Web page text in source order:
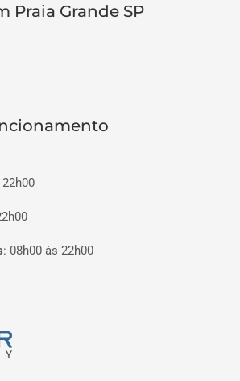
Praia Grande SP
: 08h00 às 22h00